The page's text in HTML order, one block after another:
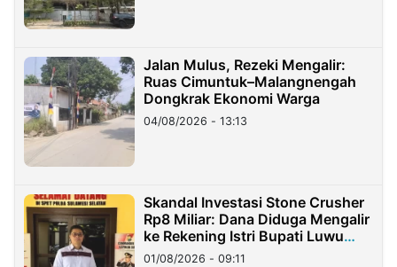
Jalan Mulus, Rezeki Mengalir:
Ruas Cimuntuk–Malangnengah
Dongkrak Ekonomi Warga
04/08/2026 - 13:13
Skandal Investasi Stone Crusher
Rp8 Miliar: Dana Diduga Mengalir
ke Rekening Istri Bupati Luwu
Timur
01/08/2026 - 09:11